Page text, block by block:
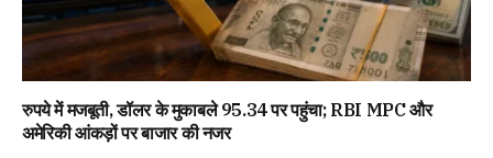
रुपये में मजबूती, डॉलर के मुकाबले 95.34 पर पहुंचा; RBI MPC और
अमेरिकी आंकड़ों पर बाजार की नजर